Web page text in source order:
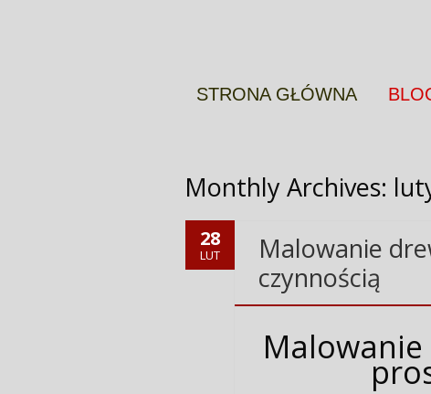
STRONA GŁÓWNA
Monthly Archives:
28
LUT
Malowanie
czynnością